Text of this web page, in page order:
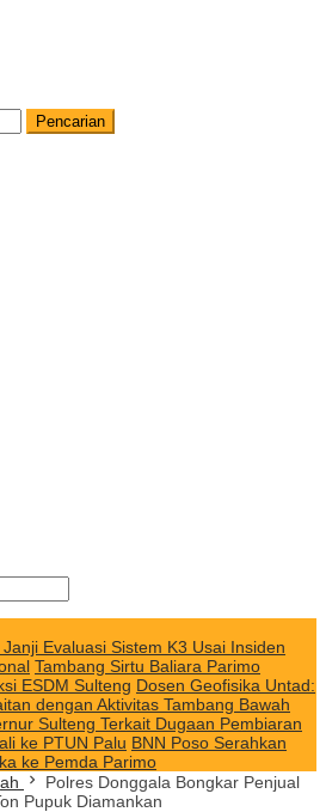
Pencarian
Evaluasi Sistem K3 Usai Insiden
Tambang Sirtu Baliara Parimo
ESDM Sulteng Dosen Geofisika Untad:
dengan Aktivitas Tambang Bawah
Sulteng Terkait Dugaan Pembiaran
ke PTUN Palu BNN Poso Serahkan
ke Pemda Parimo
Polres Donggala Bongkar Penjual
Pupuk Diamankan